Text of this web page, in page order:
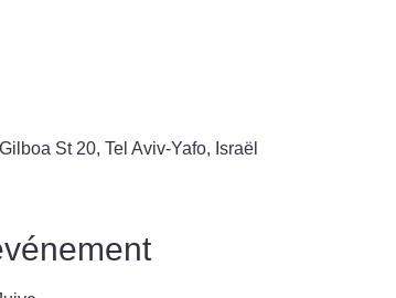
St 20, Tel Aviv-Yafo, Israël